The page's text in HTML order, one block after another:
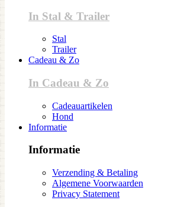
In Stal & Trailer
Stal
Trailer
Cadeau & Zo
In Cadeau & Zo
Cadeauartikelen
Hond
Informatie
Informatie
Verzending & Betaling
Algemene Voorwaarden
Privacy Statement